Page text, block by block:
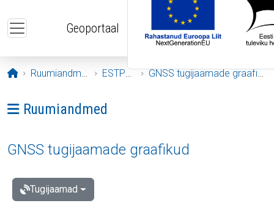
Geoportaal
Avaleht
Ruumiandmed ESTPOS GNSS tugijaamade graafikud
Ava menüü: Ruumiandmed
Ruumiandmed
GNSS tugijaamade graafikud
Tugijaamad